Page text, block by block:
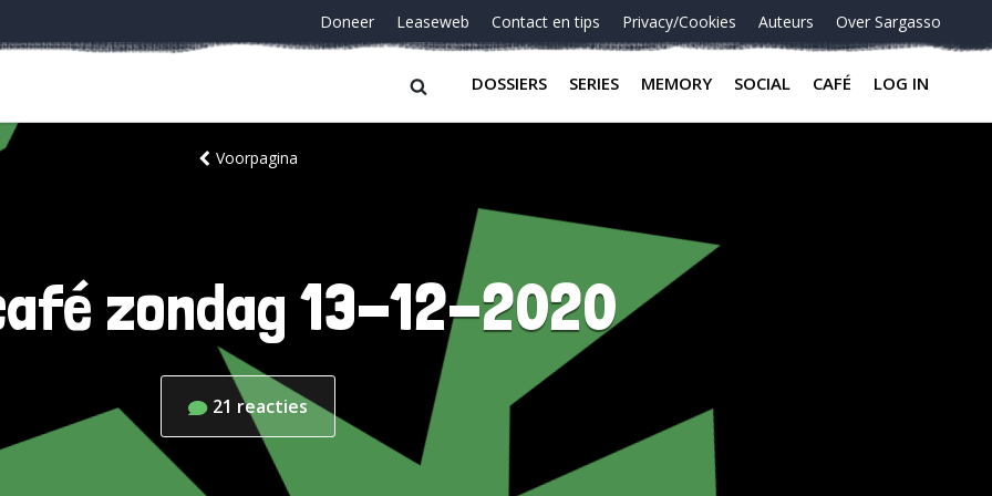
Doneer Leaseweb Contact en tips Privacy/Cookies Auteurs Over Sargasso
DOSSIERS SERIES MEMORY SOCIAL CAFÉ LOG IN
Voorpagina
zondag 13-12-2020
21 reacties